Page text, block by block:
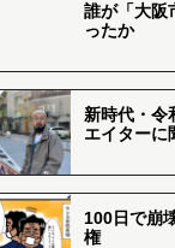
誰が「大阪
ったか
新時代・令
エイターに
100日で崩
権